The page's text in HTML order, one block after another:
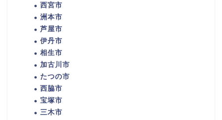
西宮市
洲本市
芦屋市
伊丹市
相生市
加古川市
たつの市
西脇市
宝塚市
三木市